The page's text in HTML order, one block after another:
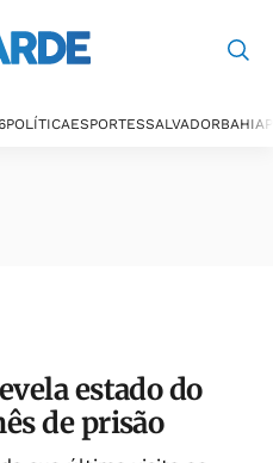
POLÍTICAESPORTESSALVADORBAHIA
estado do
de prisão